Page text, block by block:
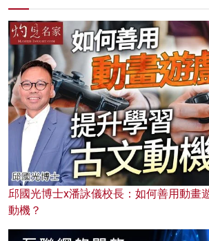
邱國光博士x潘詠儀校長：如何善用動畫
動機？